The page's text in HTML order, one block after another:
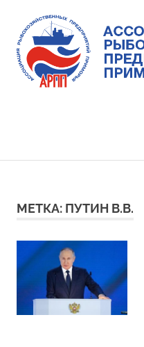
content
Приморья
МЕТКА: ПУТИН В.В.